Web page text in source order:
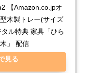
【Amazon.co.jpオ
木製トレー(サイズ
ル特典 家具「ひら
」 配信
見る